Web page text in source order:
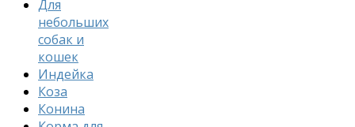
Для
небольших
собак и
кошек
Индейка
Коза
Конина